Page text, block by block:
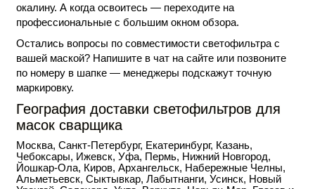
окалину. А когда освоитесь — переходите на
профессиональные с большим окном обзора.
Остались вопросы по совместимости светофильтра с
вашей маской? Напишите в чат на сайте или позвоните
по номеру в шапке — менеджеры подскажут точную
маркировку.
География доставки светофильтров для
масок сварщика
Москва, Санкт-Петербург, Екатеринбург, Казань,
Чебоксары, Ижевск, Уфа, Пермь, Нижний Новгород,
Йошкар-Ола, Киров, Архангельск, Набережные Челны,
Альметьевск, Сыктывкар, Лабытнанги, Усинск, Новый